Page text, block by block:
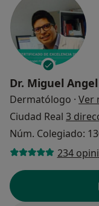
Dr. Miguel
Dermatólogo · Ver
Ciudad Real 3
Núm. Colegiado:
234